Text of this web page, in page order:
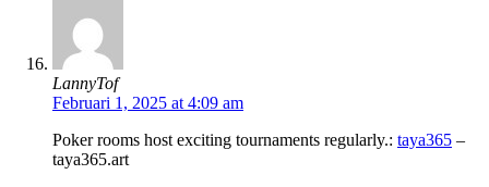
LannyTof
Februari 1, 2025 at 4:09 am
Poker rooms host exciting tournaments regularly.: taya365 –
taya365.art